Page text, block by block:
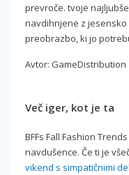
prevroče. tvoje
navdihnjene z jesensko
preobrazbo, ki jo
Avtor: GameDistribution
Več iger, kot je ta
BFFs Fall Fashion
navdušence. Če ti je
vikend s simpatičnimi